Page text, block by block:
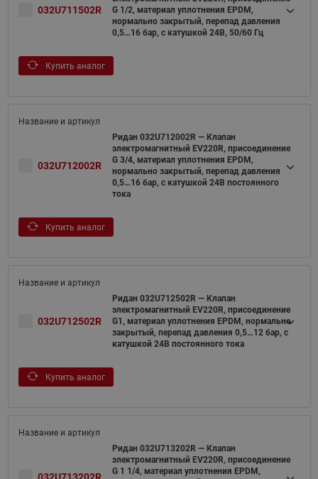
032U711502R
G 1/2, материал уплотнения EPDM,
нормально закрытый, перепад давления
0,5…16 бар, с катушкой 24В, 50/60 Гц
Купить аналог
032U712002R
Ридан 032U712002R — Клапан
электромагнитный EV220R, присоединение
G 3/4, материал уплотнения EPDM,
нормально закрытый, перепад давления
0,5…16 бар, с катушкой 24В постоянного
тока
Купить аналог
032U712502R
Ридан 032U712502R — Клапан
электромагнитный EV220R, присоединение
G1, материал уплотнения EPDM, нормально
закрытый, перепад давления 0,5…12 бар, с
катушкой 24В постоянного тока
Купить аналог
Ридан 032U713202R — Клапан
электромагнитный EV220R, присоединение
G 1 1/4, материал уплотнения EPDM,